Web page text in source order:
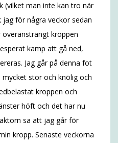
(vilket man inte kan tro när
för några veckor sedan
överansträngt kroppen
kamp att gå ned,
Jag går på denna fot
stor och knölig och
kroppen och
höft och det har nu
sa att jag går för
kropp. Senaste veckorna